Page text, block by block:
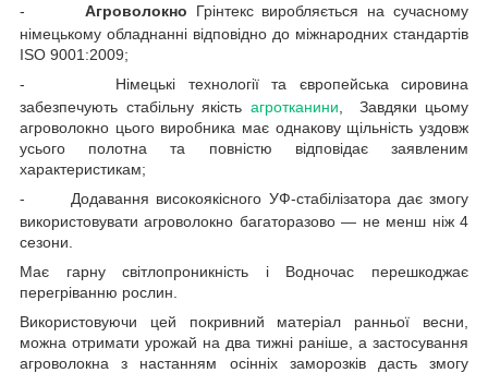
-
Агроволокно Грінтекс виробляється на сучасному
німецькому обладнанні відповідно до міжнародних стандартів
ISO 9001:2009;
-
Німецькі технології та європейська сировина
забезпечують стабільну якість агротканини , Завдяки цьому
агроволокно цього виробника має однакову щільність уздовж
усього полотна та повністю відповідає заявленим
характеристикам;
-
Додавання високоякісного УФ-стабілізатора дає змогу
використовувати агроволокно багаторазово — не менш ніж 4
сезони.
Має гарну світлопроникність і Водночас перешкоджає
перегріванню рослин.
Використовуючи цей покривний матеріал ранньої весни,
можна отримати урожай на два тижні раніше, а застосування
агроволокна з настанням осінніх заморозків дасть змогу